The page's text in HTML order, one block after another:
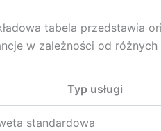
tabela przedstawia
w zależności od różnych
Typ usługi
standardowa